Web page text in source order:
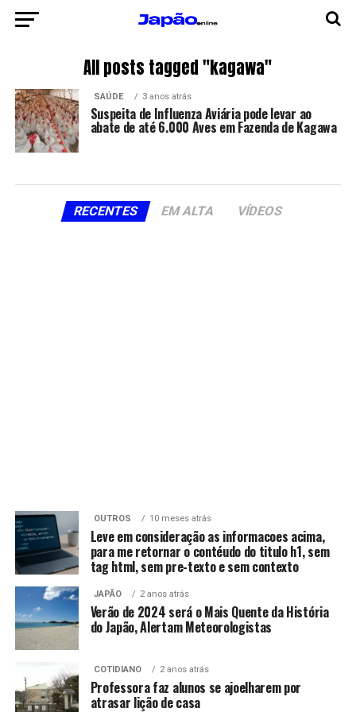
All posts tagged "kagawa"
SAÚDE 3 anos atrás
Suspeita de Influenza Aviária pode levar ao
abate de até 6.000 Aves em Fazenda de Kagawa
RECENTES EM ALTA VÍDEOS
OUTROS 10 meses atrás
Leve em consideração as informacoes acima,
para me retornar o contéudo do titulo h1, sem
tag html, sem pre-texto e sem contexto
JAPÃO 2 anos atrás
Verão de 2024 será o Mais Quente da História
do Japão, Alertam Meteorologistas
COTIDIANO 2 anos atrás
Professora faz alunos se ajoelharem por
atrasar lição de casa